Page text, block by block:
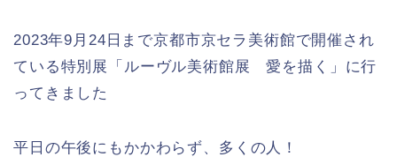
2023年9月24日まで京都市京セラ美術館で開催され
ている特別展「ルーヴル美術館展 愛を描く」に行
ってきました
平日の午後にもかかわらず、多くの人！